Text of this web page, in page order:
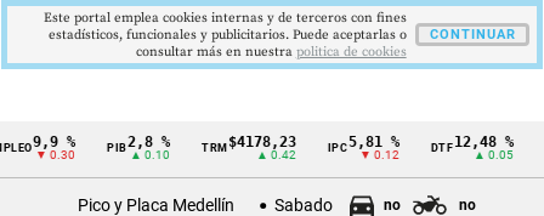
Cintillo
%
0.30
PIB 2,8 %
▲ 0.10
TRM $4178,23
▲ 0.42
IPC 5,81 %
▼ 0.12
DTF 12,48 %
▲ 0.05
UVR
Pico y Placa Medellín Sabado no no
Este portal emplea cookies internas y de terceros con fines
estadísticos, funcionales y publicitarios. Puede aceptarlas o
consultar más en nuestra politica de cookies
CONTINUAR